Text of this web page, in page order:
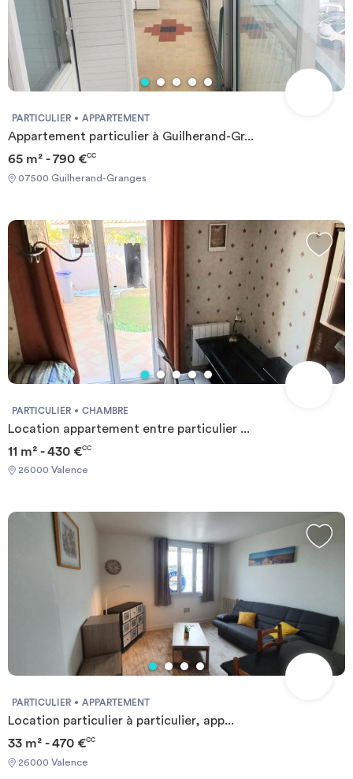
PARTICULIER APPARTEMENT
Appartement particulier à Guilherand-Gr...
65 m² - 790 €CC
07500 Guilherand-Granges
PARTICULIER CHAMBRE
Location appartement entre particulier ...
11 m² - 430 €CC
26000 Valence
PARTICULIER APPARTEMENT
Location particulier à particulier, app...
33 m² - 470 €CC
26000 Valence